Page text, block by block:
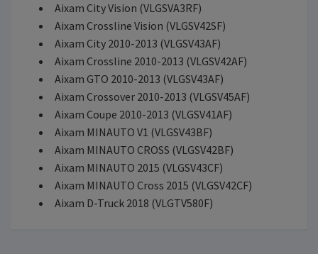
Aixam City Vision (VLGSVA3RF)
Aixam Crossline Vision (VLGSV42SF)
Aixam City 2010-2013 (VLGSV43AF)
Aixam Crossline 2010-2013 (VLGSV42AF)
Aixam GTO 2010-2013 (VLGSV43AF)
Aixam Crossover 2010-2013 (VLGSV45AF)
Aixam Coupe 2010-2013 (VLGSV41AF)
Aixam MINAUTO V1 (VLGSV43BF)
Aixam MINAUTO CROSS (VLGSV42BF)
Aixam MINAUTO 2015 (VLGSV43CF)
Aixam MINAUTO Cross 2015 (VLGSV42CF)
Aixam D-Truck 2018 (VLGTV580F)